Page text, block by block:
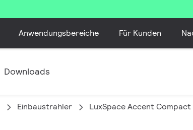
Anwendungsbereiche Für Kunden
Downloads
Einbaustrahler LuxSpace Accent